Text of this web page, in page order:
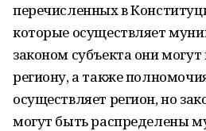
перечисленных в
которые осуществляет
законом субъекта они могут
региону, а также
осуществляет регион, но
могут быть распределены